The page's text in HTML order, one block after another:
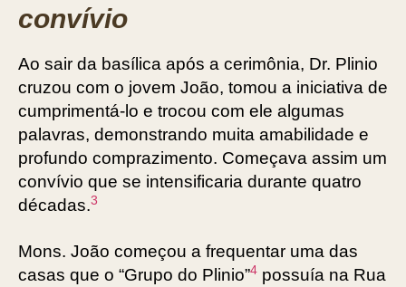
convívio
Ao sair da basílica após a cerimônia, Dr. Plinio
cruzou com o jovem João, tomou a iniciativa de
cumprimentá-lo e trocou com ele algumas
palavras, demonstrando muita amabilidade e
profundo comprazimento. Começava assim um
convívio que se intensificaria durante quatro
décadas.3
Mons. João começou a frequentar uma das
casas que o “Grupo do Plinio”4 possuía na Rua